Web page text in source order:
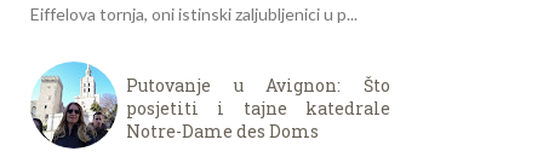
Eiffelova tornja, oni istinski zaljubljenici u p...
Putovanje u Avignon: Što
posjetiti i tajne katedrale
Notre-Dame des Doms